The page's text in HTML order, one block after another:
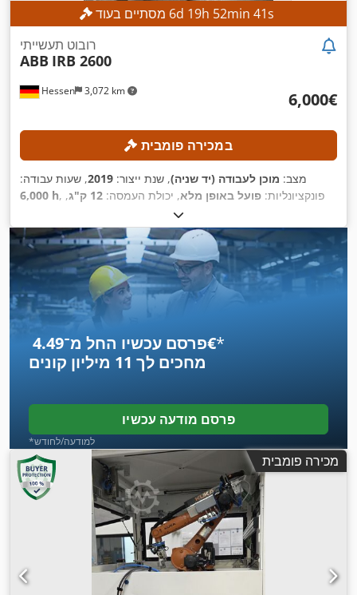
6d 19h 52min 39s
Hessen 3,072 km
רובוט תעשייתי
ABB IRB 2600
‏6,000 ‏€
במכירה פומבית
מצב: מוכן לעבודה (יד שניה), שנת ייצור: 2019, שעות עבודה:
6,000 h
, פונקציונליות: פועל באופן מלא, יכולת העמסה: 12 ק"ג
,
פרסם עכשיו החל מ־‏4.49 ‏€*
מחכים לך 11 מיליון קונים
פרסם מודעה עכשיו
*למודעה/לחודש
מכירה פומבית